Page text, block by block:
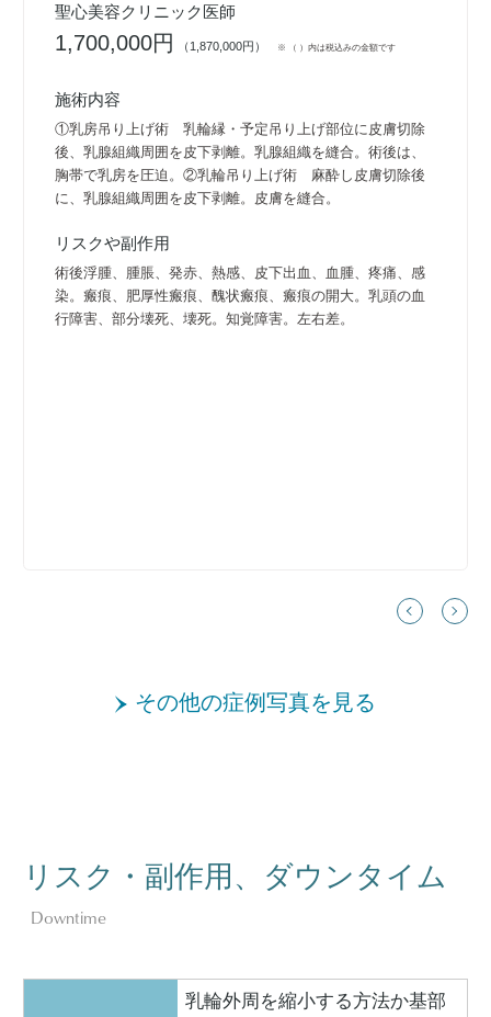
聖心美容クリニック医師
1,700,000円 （1,870,000円） ※ （ ）内は税込みの金額です
施術内容
①乳房吊り上げ術 乳輪縁・予定吊り上げ部位に皮膚切除
後、乳腺組織周囲を皮下剥離。乳腺組織を縫合。術後は、
胸帯で乳房を圧迫。②乳輪吊り上げ術 麻酔し皮膚切除後
に、乳腺組織周囲を皮下剥離。皮膚を縫合。
リスクや副作用
術後浮腫、腫脹、発赤、熱感、皮下出血、血腫、疼痛、感
染。瘢痕、肥厚性瘢痕、醜状瘢痕、瘢痕の開大。乳頭の血
行障害、部分壊死、壊死。知覚障害。左右差。
その他の症例写真を見る
リスク・副作用、ダウンタイム
Downtime
乳輪外周を縮小する方法か基部